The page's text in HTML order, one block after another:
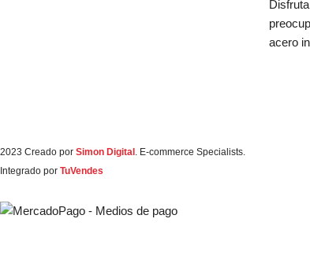
acero
2023 Creado por Simon Digital . E-commerce Specialists.
Integrado por TuVendes